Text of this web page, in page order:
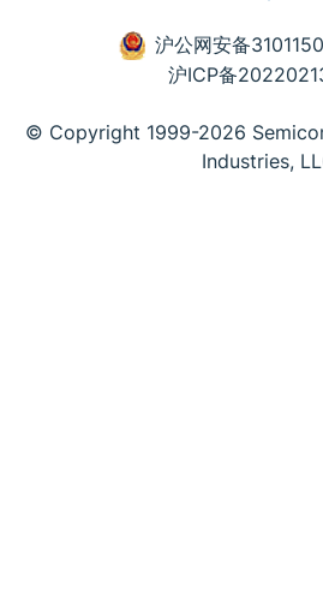
沪公网安备
沪ICP备
© Copyright 1999-2026
Industries,